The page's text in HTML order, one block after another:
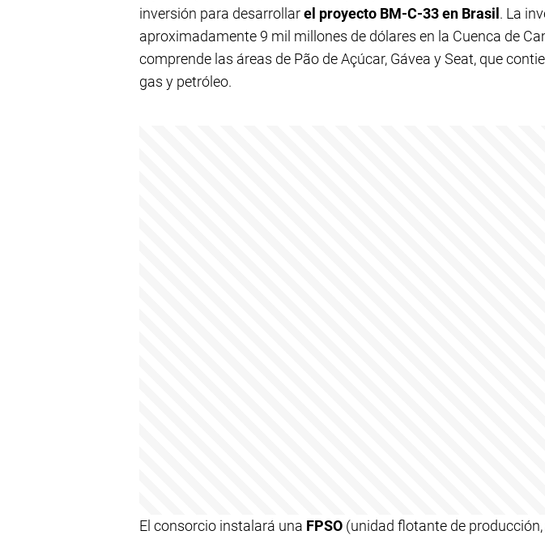
inversión para desarrollarel proyecto BM-C-33 en Brasil . La
aproximadamente 9 mil millones de dólares en la Cuenca de
comprende las áreas de Pão de Açúcar, Gávea y Seat, que
gas y petróleo.
El consorcio instalará una FPSO (unidad flotante de